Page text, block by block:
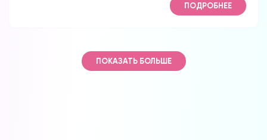
ПОДРОБНЕЕ
ПОКАЗАТЬ БОЛЬШЕ